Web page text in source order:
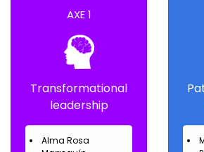
AXE 1
Transformational
leadership
Alma Rosa